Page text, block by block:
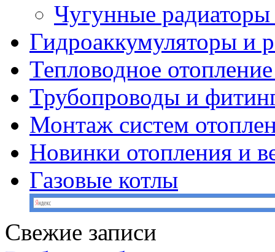
Чугунные
Гидроаккумуляторы и
Тепловодное
Трубопроводы и
Монтаж систем
Новинки отопления и
Газовые котлы
Свежие записи